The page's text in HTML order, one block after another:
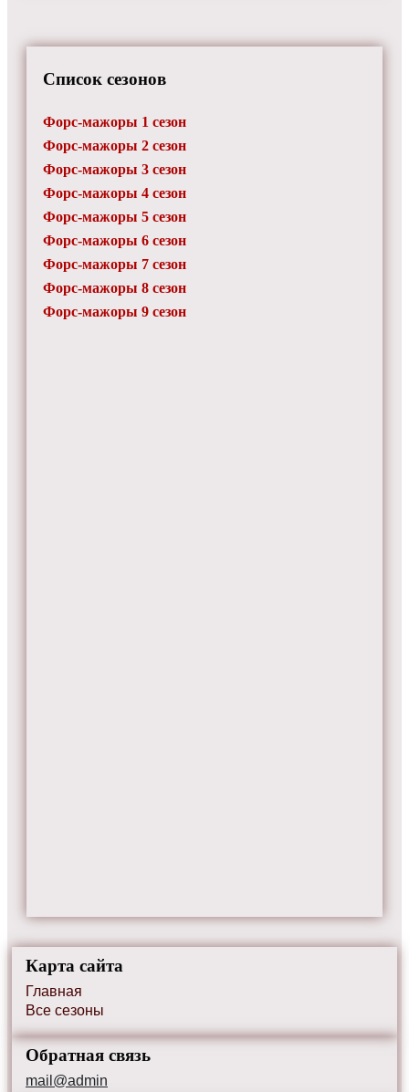
Список сезонов
Форс-мажоры 1 сезон
Форс-мажоры 2 сезон
Форс-мажоры 3 сезон
Форс-мажоры 4 сезон
Форс-мажоры 5 сезон
Форс-мажоры 6 сезон
Форс-мажоры 7 сезон
Форс-мажоры 8 сезон
Форс-мажоры 9 сезон
Карта сайта
Главная
Все сезоны
Обратная связь
mail@admin